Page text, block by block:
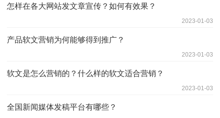
怎样在各大网站发文章宣传？如何有效果？
2023-01-03
产品软文营销为何能够得到推广？
2023-01-03
软文是怎么营销的？什么样的软文适合营销？
2023-01-03
全国新闻媒体发稿平台有哪些？